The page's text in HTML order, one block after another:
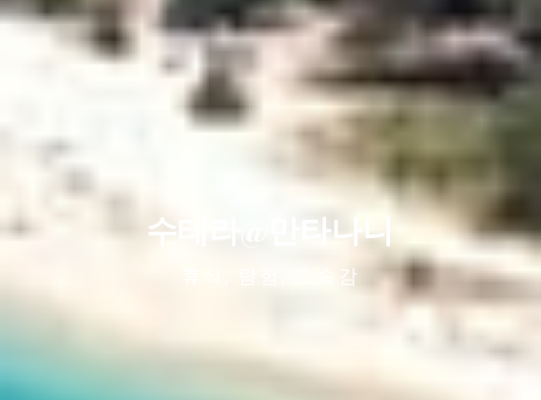
수테라@만타나니
휴식, 탐험, 소속감